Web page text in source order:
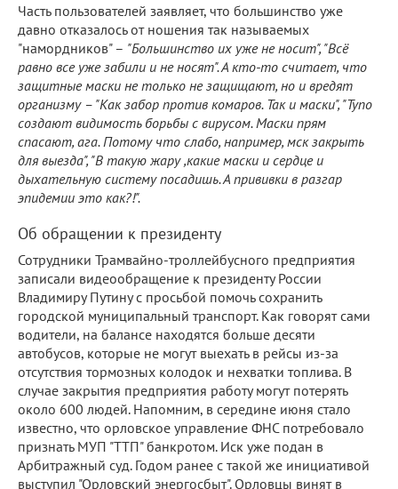
Часть пользователей заявляет, что большинство уже
давно отказалось от ношения так называемых
"намордников" – "Большинство их уже не носит", "Всё
равно все уже забили и не носят". А кто-то считает, что
защитные маски не только не защищают, но и вредят
организму – "Как забор против комаров. Так и маски", "Тупо
создают видимость борьбы с вирусом. Маски прям
спасают, ага. Потому что слабо, например, мск закрыть
для выезда", "В такую жару ,какие маски и сердце и
дыхательную систему посадишь. А прививки в разгар
эпидемии это как?!".
Об обращении к президенту
Сотрудники Трамвайно-троллейбусного предприятия
записали видеообращение к президенту России
Владимиру Путину с просьбой помочь сохранить
городской муниципальный транспорт. Как говорят сами
водители, на балансе находятся больше десяти
автобусов, которые не могут выехать в рейсы из-за
отсутствия тормозных колодок и нехватки топлива. В
случае закрытия предприятия работу могут потерять
около 600 людей. Напомним, в середине июня стало
известно, что орловское управление ФНС потребовало
признать МУП "ТТП" банкротом. Иск уже подан в
Арбитражный суд. Годом ранее с такой же инициативой
выступил "Орловский энергосбыт". Орловцы винят в